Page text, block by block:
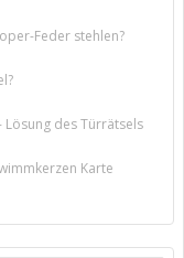
Feder stehlen?
Lösung des Türrätsels
Karte